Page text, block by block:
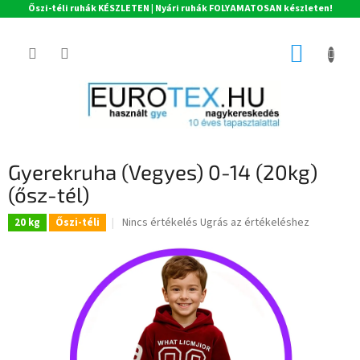
Őszi-téli ruhák KÉSZLETEN | Nyári ruhák FOLYAMATOSAN készleten!
KOSÁR
Gyerekruha (Vegyes) 0-14 (20kg)
(ősz-tél)
20 kg Őszi-téli
A
átlagos
értékelése
csillag.
Nincs értékelés Ugrás az értékeléshez